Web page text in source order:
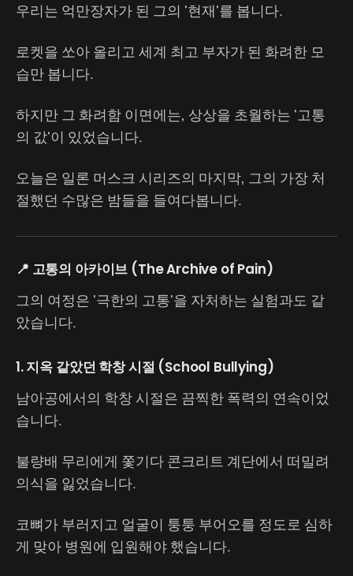
우리는 억만장자가 된 그의 '현재'를 봅니다.
로켓을 쏘아 올리고 세계 최고 부자가 된 화려한 모
습만 봅니다.
하지만 그 화려함 이면에는, 상상을 초월하는 '고통
의 값'이 있었습니다.
오늘은 일론 머스크 시리즈의 마지막, 그의 가장 처
절했던 수많은 밤들을 들여다봅니다.
📍 고통의 아카이브 (The Archive of Pain)
그의 여정은 '극한의 고통'을 자처하는 실험과도 같
았습니다.
1. 지옥 같았던 학창 시절 (School Bullying)
남아공에서의 학창 시절은 끔찍한 폭력의 연속이었
습니다.
불량배 무리에게 쫓기다 콘크리트 계단에서 떠밀려
의식을 잃었습니다.
코뼈가 부러지고 얼굴이 퉁퉁 부어오를 정도로 심하
게 맞아 병원에 입원해야 했습니다.